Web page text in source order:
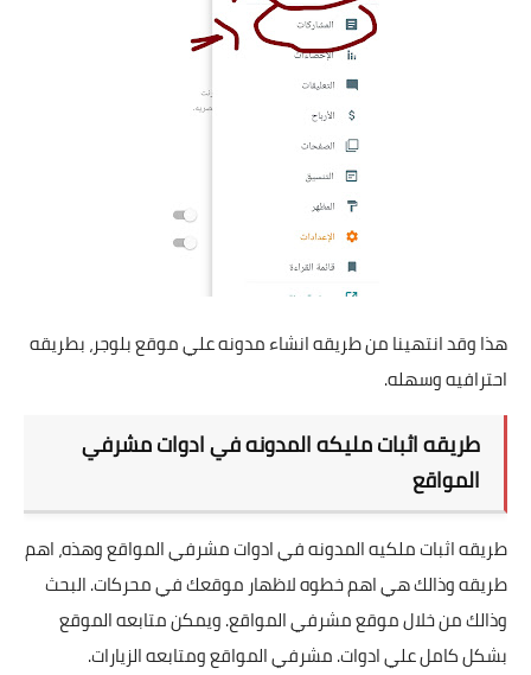
هذا وقد انتهينا من طريقه انشاء مدونه علي موقع بلوجر، بطريقه
احترافيه وسهله.
طريقه اثبات مليكه المدونه في ادوات مشرفي
المواقع
طريقه اثبات ملكيه المدونه في ادوات مشرفي المواقع وهذه، اهم
طريقه وذالك هي اهم خطوه لاظهار موقعك في محركات. البحث
وذالك من خلال موقع مشرفي المواقع. ويمكن متابعه الموقع
بشكل كامل علي ادوات. مشرفي المواقع ومتابعه الزيارات.